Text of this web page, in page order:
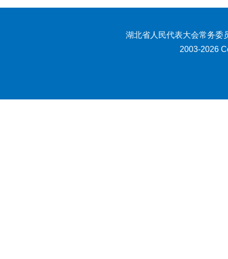
湖北省人民代表大会常务委
2003-2026